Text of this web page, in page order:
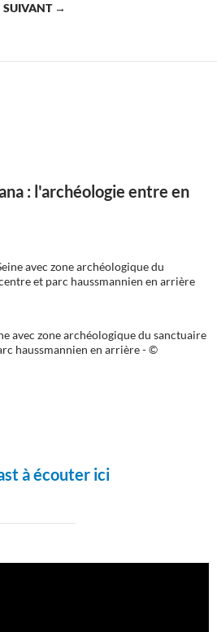
SUIVANT →
: l'archéologie entre en
avec zone archéologique du sanctuaire
haussmannien en arrière - ©
à écouter ici